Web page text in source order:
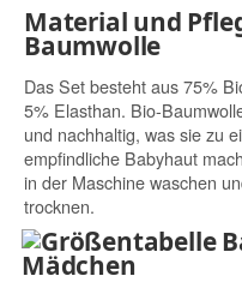
Material und
Baumwolle
Das Set besteht aus 75%
5% Elasthan. Bio-
und nachhaltig, was sie zu
empfindliche Babyhaut
in der Maschine waschen
trocknen.